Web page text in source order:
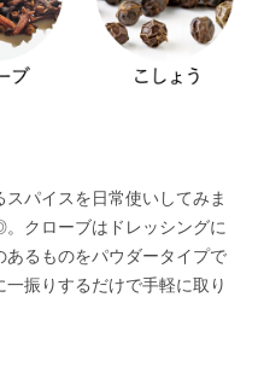
パイスを日常使いしてみま
クローブはドレッシングに
るものをパウダータイプで
振りするだけで手軽に取り